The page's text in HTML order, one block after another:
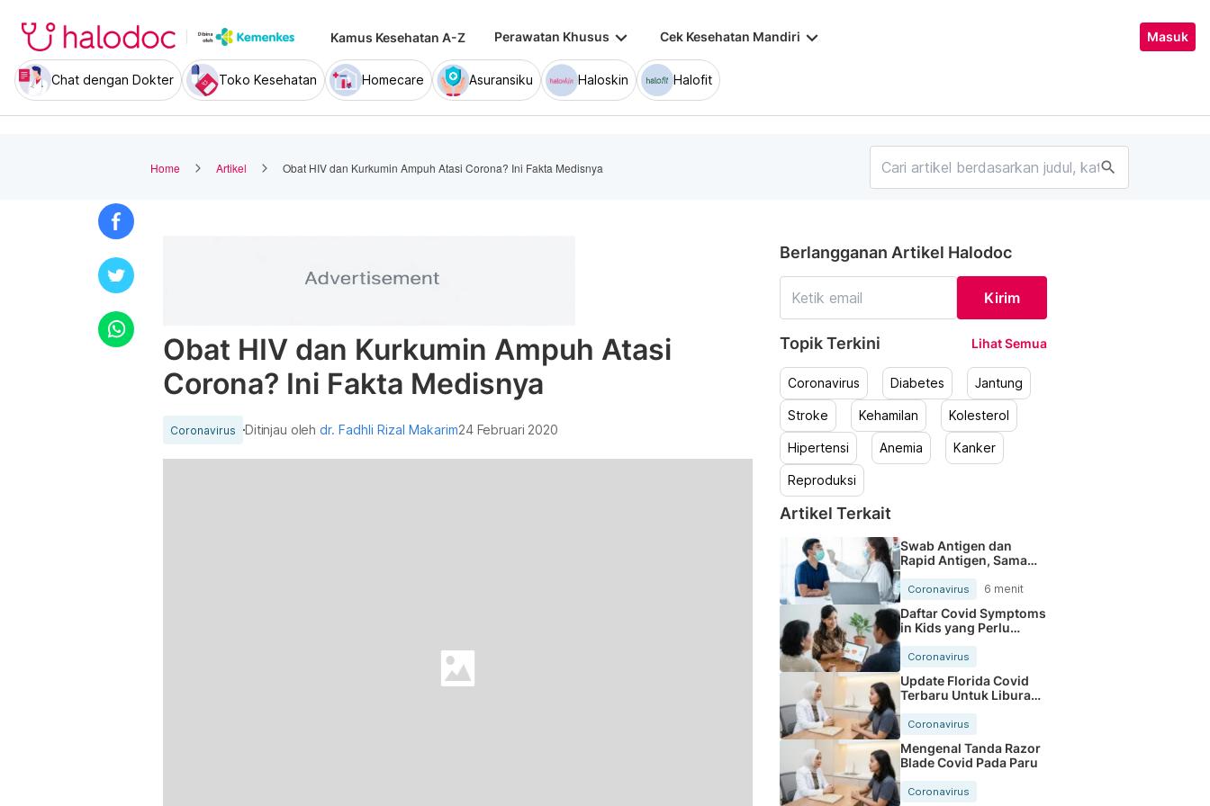
Kamus Kesehatan A-Z Perawatan Khusus keyboard_arrow_down Cek Kesehatan Mandiri keyboard_arrow_down Masuk
Chat dengan Dokter Toko Kesehatan Homecare Asuransiku Haloskin Halofit
Home Artikel Obat HIV dan Kurkumin Ampuh Atasi Corona? Ini Fakta Medisnya search
Obat HIV dan Kurkumin Ampuh Atasi
Corona? Ini Fakta Medisnya
Coronavirus Ditinjau olehdr. Fadhli Rizal Makarim24 Februari 2020
Berlangganan Artikel Halodoc
Kirim
Topik Terkini Lihat Semua
Coronavirus Diabetes Jantung
Stroke Kehamilan Kolesterol
Hipertensi Anemia Kanker
Reproduksi
Artikel Terkait
Swab Antigen dan
Rapid Antigen, Sama
atau Beda?
Coronavirus 6 menit
Daftar Covid Symptoms
in Kids yang Perlu
Orang Tua Tahu
Coronavirus
Update Florida Covid
Terbaru Untuk Liburan
Coronavirus
Mengenal Tanda Razor
Blade Covid Pada Paru
Coronavirus